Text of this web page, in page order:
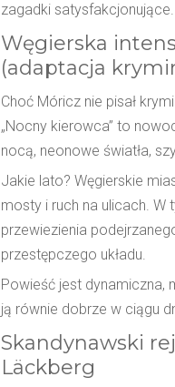
zagadki
Węgierska
(adaptacja
Choć Móricz nie pisał
„Nocny kierowca” to
nocą, neonowe światła,
Jakie lato? Węgierskie
mosty i ruch na ulicach.
przewiezienia
przestępczego układu.
Powieść jest dynamiczna,
ją równie dobrze w ciągu
Skandynawski
Läckberg